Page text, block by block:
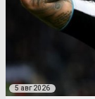
5 авг 2026